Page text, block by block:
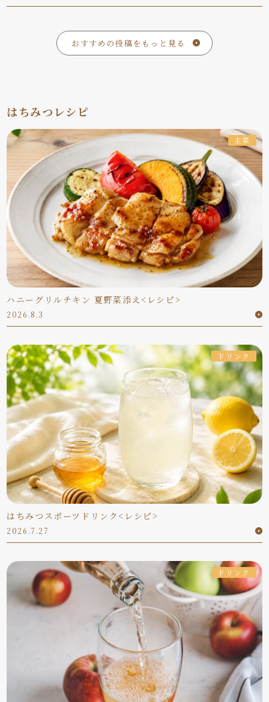
おすすめの投稿をもっと見る
はちみつレシピ
主菜
ハニーグリルチキン 夏野菜添え<レシピ>
2026.8.3
ドリンク
はちみつスポーツドリンク<レシピ>
2026.7.27
ドリンク